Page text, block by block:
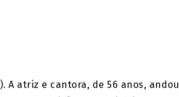
atriz e cantora, de 56 anos, andou